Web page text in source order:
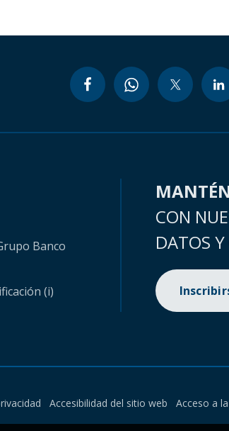
Banco
(i)
CON
DATOS
Accesibilidad del sitio web Acceso a